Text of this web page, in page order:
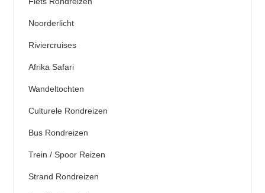
Noorderlicht
Riviercruises
Afrika Safari
Wandeltochten
Culturele Rondreizen
Bus Rondreizen
Trein / Spoor Reizen
Strand Rondreizen